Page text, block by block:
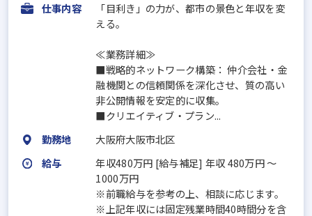
仕事内容
「目利き」の力が、都市の景色と年収を変
える。
≪業務詳細≫
■戦略的ネットワーク構築： 仲介会社・金
融機関との信頼関係を深化させ、質の高い
非公開情報を安定的に収集。
■クリエイティブ・プラン...
勤務地
大阪府大阪市北区
給与
年収480万円 [給与補足] 年収 480万円 ～
1000万円
※前職給与を参考の上、相談に応じます。
※上記年収には固定残業時間40時間分を含